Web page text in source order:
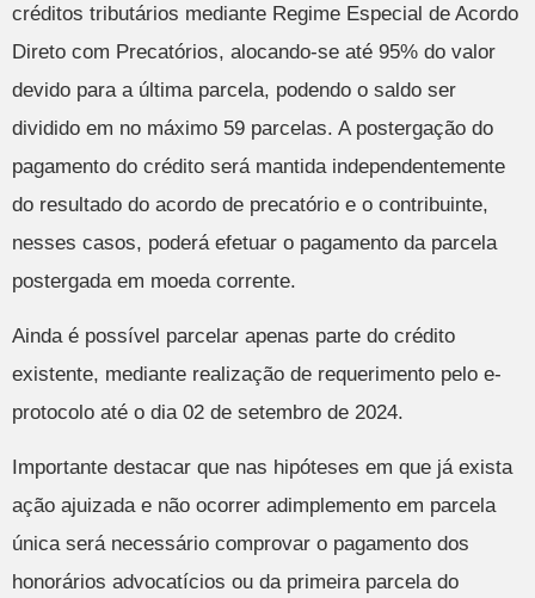
créditos tributários mediante Regime Especial de Acordo
Direto com Precatórios, alocando-se até 95% do valor
devido para a última parcela, podendo o saldo ser
dividido em no máximo 59 parcelas. A postergação do
pagamento do crédito será mantida independentemente
do resultado do acordo de precatório e o contribuinte,
nesses casos, poderá efetuar o pagamento da parcela
postergada em moeda corrente.
Ainda é possível parcelar apenas parte do crédito
existente, mediante realização de requerimento pelo e-
protocolo até o dia 02 de setembro de 2024.
Importante destacar que nas hipóteses em que já exista
ação ajuizada e não ocorrer adimplemento em parcela
única será necessário comprovar o pagamento dos
honorários advocatícios ou da primeira parcela do